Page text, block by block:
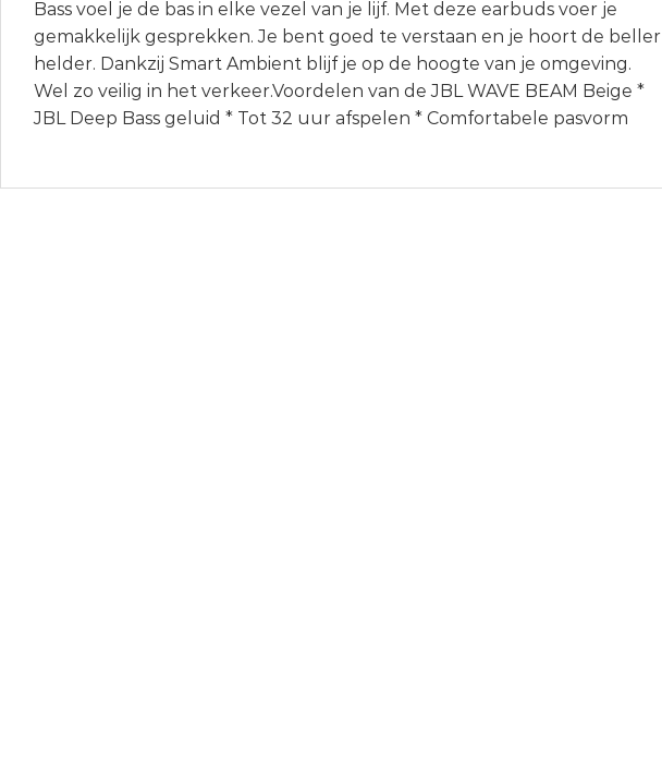
Bass voel je de bas in elke vezel van je lijf. Met deze earbuds voer je
gemakkelijk gesprekken. Je bent goed te verstaan en je hoort de beller
helder. Dankzij Smart Ambient blijf je op de hoogte van je omgeving.
Wel zo veilig in het verkeer.Voordelen van de JBL WAVE BEAM Beige *
JBL Deep Bass geluid * Tot 32 uur afspelen * Comfortabele pasvorm